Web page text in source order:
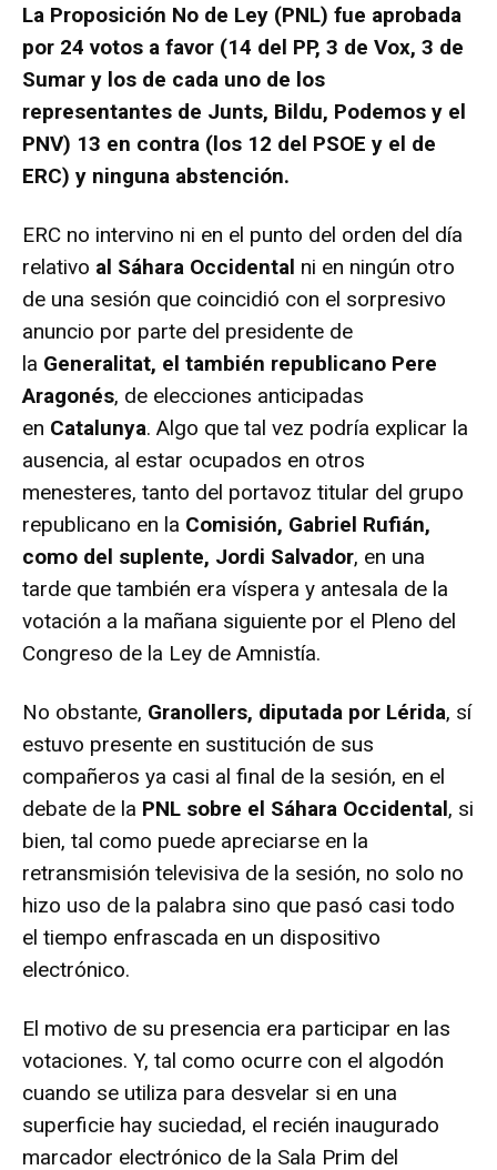
La Proposición No de Ley (PNL) fue aprobada
por 24 votos a favor (14 del PP, 3 de Vox, 3 de
Sumar y los de cada uno de los
representantes de Junts, Bildu, Podemos y el
PNV) 13 en contra (los 12 del PSOE y el de
ERC) y ninguna abstención.
ERC no intervino ni en el punto del orden del día
relativo al Sáhara Occidental ni en ningún otro
de una sesión que coincidió con el sorpresivo
anuncio por parte del presidente de
la Generalitat, el también republicano Pere
Aragonés, de elecciones anticipadas
en Catalunya. Algo que tal vez podría explicar la
ausencia, al estar ocupados en otros
menesteres, tanto del portavoz titular del grupo
republicano en la Comisión, Gabriel Rufián,
como del suplente, Jordi Salvador, en una
tarde que también era víspera y antesala de la
votación a la mañana siguiente por el Pleno del
Congreso de la Ley de Amnistía.
No obstante, Granollers, diputada por Lérida, sí
estuvo presente en sustitución de sus
compañeros ya casi al final de la sesión, en el
debate de la PNL sobre el Sáhara Occidental, si
bien, tal como puede apreciarse en la
retransmisión televisiva de la sesión, no solo no
hizo uso de la palabra sino que pasó casi todo
el tiempo enfrascada en un dispositivo
electrónico.
El motivo de su presencia era participar en las
votaciones. Y, tal como ocurre con el algodón
cuando se utiliza para desvelar si en una
superficie hay suciedad, el recién inaugurado
marcador electrónico de la Sala Prim del